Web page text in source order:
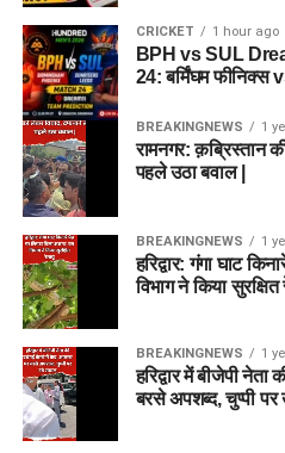
CRICKET 1 hour ago
BPH vs SUL
24: बर्मिंघम फीनिक्स
BREAKINGNEWS 1
रामनगर: क़ब्रिस्तान
पहले उठा बवाल |
BREAKINGNEWS 1
हरिद्वार: गंगा घाट
विभाग ने किया
BREAKINGNEWS 1
हरिद्वार में बीजेपी
बरसे अपशब्द, चुप्पी